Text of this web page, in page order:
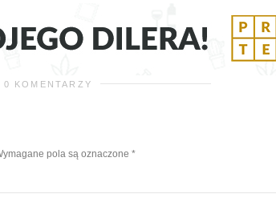
0 KOMENTARZY
pola są oznaczone *